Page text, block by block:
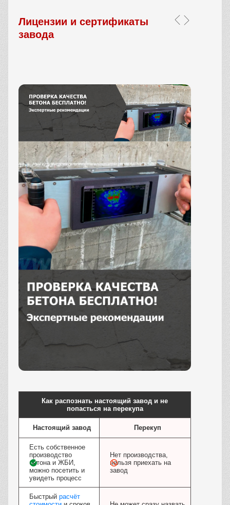
Лицензии и сертификаты
завода
Как распознать настоящий завод и не
попасться на перекупа
Настоящий завод Перекуп
Есть собственное
производство
бетона и ЖБИ,
можно посетить и
увидеть процесс
Нет производства,
нельзя приехать на
завод
Быстрый расчёт